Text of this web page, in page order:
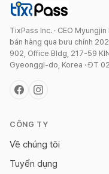
TixPass Inc. · CEO
bán hàng qua bưu chính
902, Office Bldg, 217-59
Gyeonggi-do, Korea · ĐT
CÔNG TY
Về chúng tôi
Tuyển dụng